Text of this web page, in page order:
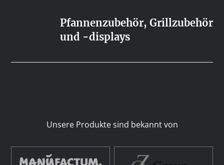
Pfannenzubehör, Grillzubehör
und -displays
Unsere Produkte sind bekannt von